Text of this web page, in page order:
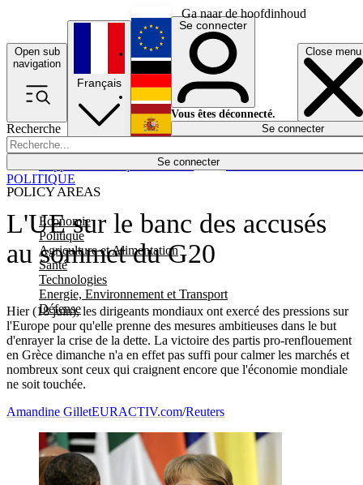
Ga naar de hoofdinhoud
Open sub
navigation
Close menu
Recherche
Se connecter
POLICY AREAS
Economie
Politique
Agriculture et Alimentation
Santé
Technologies
Energie, Environnement et Transport
Défense
Économie
Français
English
Deutsch
Español
Se connecter
Vous êtes déconnecté.
Se connecter
L'UE sur le banc des accusés
au sommet du G20
Hier (18 juin), les dirigeants mondiaux ont exercé des pressions sur
l'Europe pour qu'elle prenne des mesures ambitieuses dans le but
d'enrayer la crise de la dette. La victoire des partis pro-renflouement
en Grèce dimanche n'a en effet pas suffi pour calmer les marchés et
nombreux sont ceux qui craignent encore que l'économie mondiale
ne soit touchée.
POLITIQUE
Amandine GilletEURACTIV.com/Reuters